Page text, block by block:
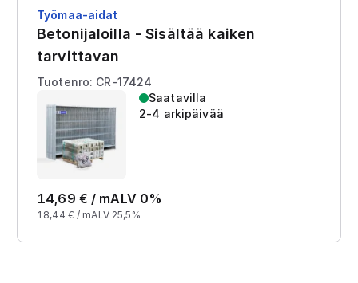
Työmaa-aidat
Betonijaloilla - Sisältää kaiken
tarvittavan
Tuotenro: CR-17424
Saatavilla
2-4 arkipäivää
14,69 € / mALV 0%
18,44 € / mALV 25,5%